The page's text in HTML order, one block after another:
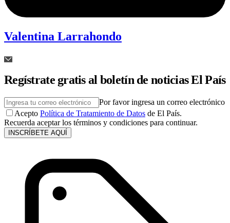
Valentina Larrahondo
Regístrate gratis al boletín de noticias El País
Por favor ingresa un correo electrónico
Acepto Política de Tratamiento de Datos de El País.
Recuerda aceptar los términos y condiciones para continuar.
INSCRÍBETE AQUÍ